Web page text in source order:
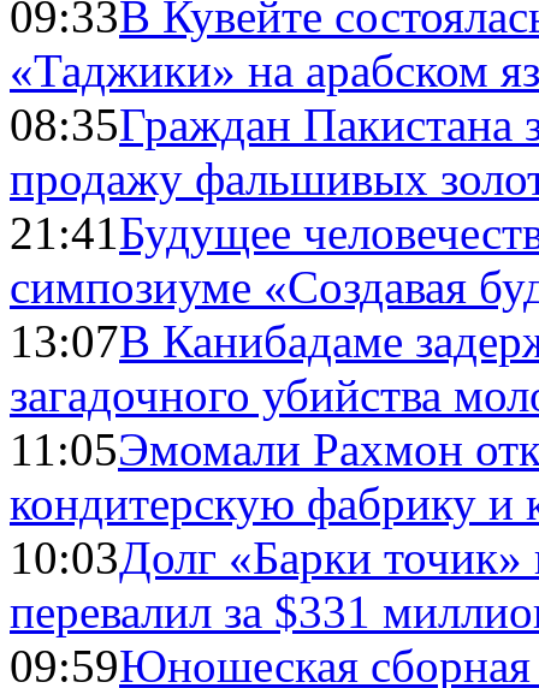
09:33В Кувейте
«Таджики» на арабском
08:35Граждан Пакистана
продажу фальшивых
21:41Будущее
симпозиуме «Создавая
13:07В Канибадаме
загадочного убийства
11:05Эмомали Рахмон
кондитерскую фабрику и
10:03Долг «Барки
перевалил за $331
09:59Юношеская